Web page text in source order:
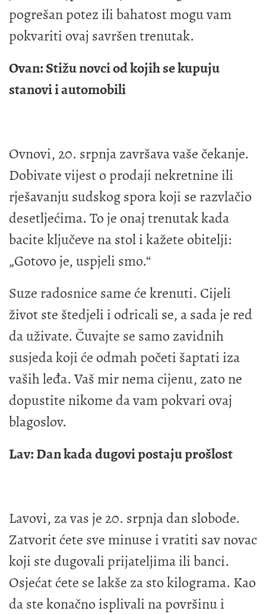
pogrešan potez ili bahatost mogu vam
pokvariti ovaj savršen trenutak.
Ovan: Stižu novci od kojih se kupuju
stanovi i automobili
Ovnovi, 20. srpnja završava vaše čekanje.
Dobivate vijest o prodaji nekretnine ili
rješavanju sudskog spora koji se razvlačio
desetljećima. To je onaj trenutak kada
bacite ključeve na stol i kažete obitelji:
„Gotovo je, uspjeli smo.“
Suze radosnice same će krenuti. Cijeli
život ste štedjeli i odricali se, a sada je red
da uživate. Čuvajte se samo zavidnih
susjeda koji će odmah početi šaptati iza
vaših leđa. Vaš mir nema cijenu, zato ne
dopustite nikome da vam pokvari ovaj
blagoslov.
Lav: Dan kada dugovi postaju prošlost
Lavovi, za vas je 20. srpnja dan slobode.
Zatvorit ćete sve minuse i vratiti sav novac
koji ste dugovali prijateljima ili banci.
Osjećat ćete se lakše za sto kilograma. Kao
da ste konačno isplivali na površinu i